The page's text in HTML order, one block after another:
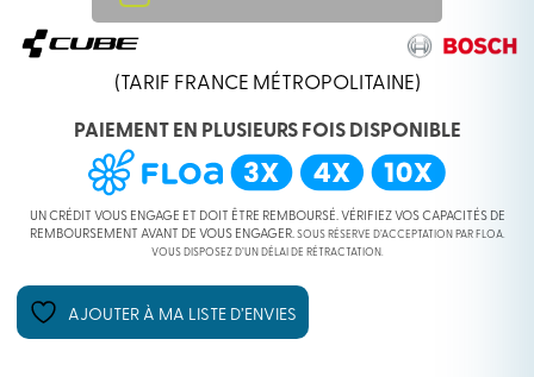
(TARIF FRANCE MÉTROPOLITAINE)
PAIEMENT EN PLUSIEURS FOIS DISPONIBLE
UN CRÉDIT VOUS ENGAGE ET DOIT ÊTRE REMBOURSÉ. VÉRIFIEZ VOS CAPACITÉS DE
REMBOURSEMENT AVANT DE VOUS ENGAGER. SOUS RÉSERVE D’ACCEPTATION PAR FLOA.
VOUS DISPOSEZ D’UN DÉLAI DE RÉTRACTATION.
AJOUTER À MA LISTE D’ENVIES